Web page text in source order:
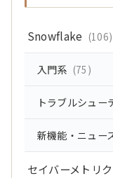
Snowflake (106)
入門系 (75)
トラブルシュー
新機能・ニュー
セイバーメトリ